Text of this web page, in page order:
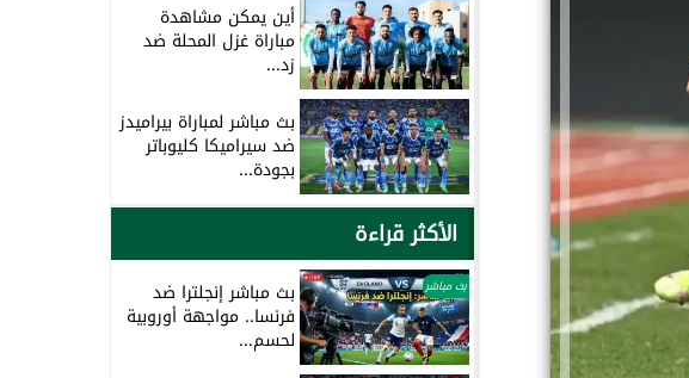
أين يمكن مشاهدة
مباراة غزل المحلة ضد
زد...
بث مباشر لمباراة بيراميدز
ضد سيراميكا كليوباتر
بجودة...
الأكثر قراءة
بث مباشر بث مباشر إنجلترا ضد
فرنسا.. مواجهة أوروبية
لحسم...